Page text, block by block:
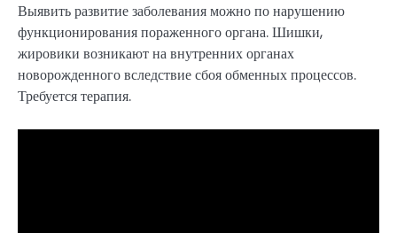
Выявить развитие заболевания можно по нарушению
функционирования пораженного органа. Шишки,
жировики возникают на внутренних органах
новорожденного вследствие сбоя обменных процессов.
Требуется терапия.